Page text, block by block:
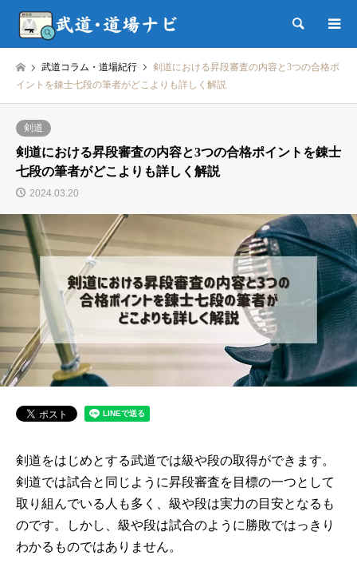
検索
武道コラム・道場紀行
剣道における昇段審査の内容と3つの合格ポ
イントを錬士七段の筆者がどこよりも詳しく解説
剣道
剣道における昇段審査の内容と3つの合格ポイントを錬士
七段の筆者がどこよりも詳しく解説
2024.03.20
剣道をはじめとする武道では級や段の取得ができます。
剣道では試合と同じように昇段審査を目標の一つとして
取り組んでいる人も多く、級や段は実力の目安となるも
のです。しかし、級や段は試合のように勝敗ではっきり
わかるものではありません。